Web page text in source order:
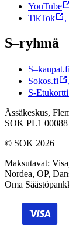
YouTube
TikTok
,
S–ryhmä
S–kaupat.fi
Sokos.fi
,
S-
Ässäkeskus,
SOK PL1
© SOK 2026
Maksutavat:
Nordea, OP,
Oma